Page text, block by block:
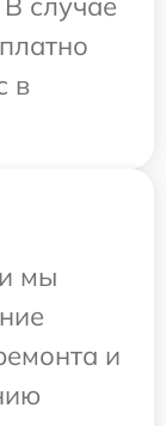
в
мы
и